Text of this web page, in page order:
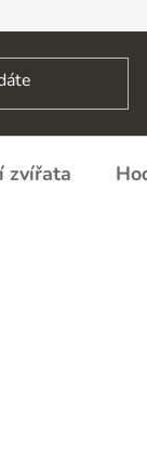
OD
zvířata